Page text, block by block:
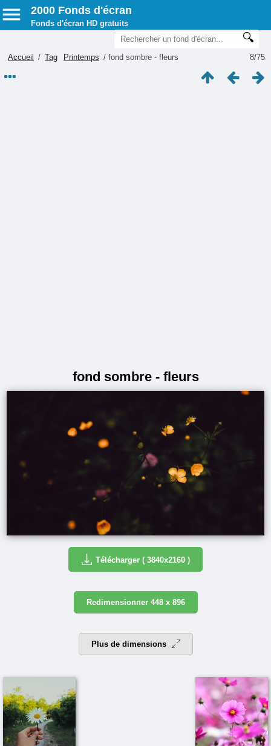
2000 Fonds d'écran
Fonds d'écran HD gratuits
8/75
Accueil / Tag Printemps / fond sombre - fleurs
fond sombre - fleurs
Télécharger ( 3840x2160 )
Redimensionner 448 x 896
Plus de dimensions